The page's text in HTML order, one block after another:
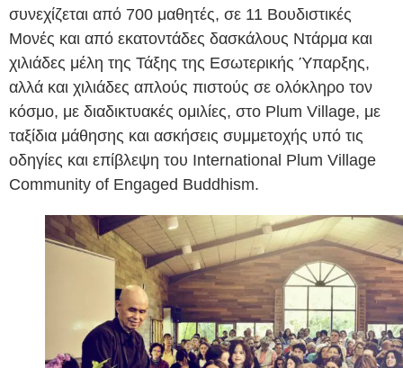
συνεχίζεται από 700 μαθητές, σε 11 Βουδιστικές
Μονές και από εκατοντάδες δασκάλους Ντάρμα και
χιλιάδες μέλη της Τάξης της Εσωτερικής Ύπαρξης,
αλλά και χιλιάδες απλούς πιστούς σε ολόκληρο τον
κόσμο, με διαδικτυακές ομιλίες, στο Plum Village, με
ταξίδια μάθησης και ασκήσεις συμμετοχής υπό τις
οδηγίες και επίβλεψη του International Plum Village
Community of Engaged Buddhism.